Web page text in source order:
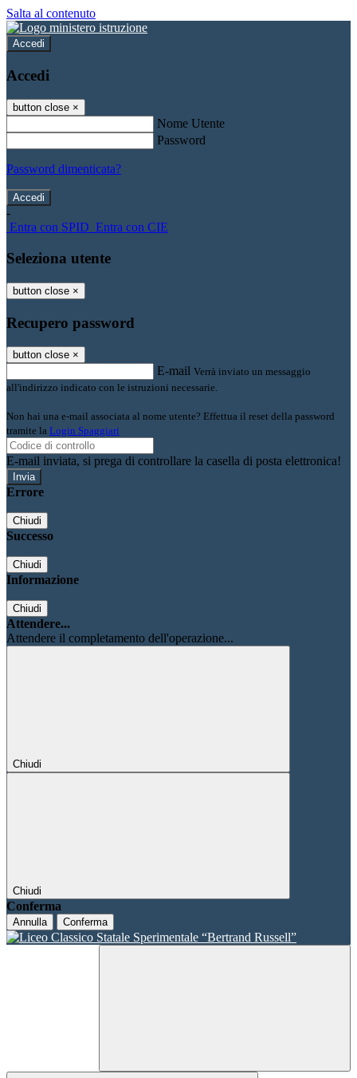
Salta al contenuto
Accedi
Accedi
button close ×
Nome Utente
Password
Password dimenticata?
-
Entra con SPID Entra con CIE
Seleziona utente
button close ×
Recupero password
button close ×
E-mail Verrà inviato un messaggio
all'indirizzo indicato con le istruzioni necessarie.
Non hai una e-mail associata al nome utente? Effettua il reset della password
tramite la Login Spaggiari
E-mail inviata, si prega di controllare la casella di posta elettronica!
Errore
Chiudi
Successo
Chiudi
Informazione
Chiudi
Attendere...
Attendere il completamento dell'operazione...
Chiudi
Chiudi
Conferma
Annulla Conferma